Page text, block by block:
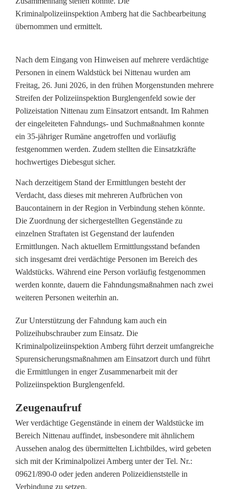
ä
h
t
i
g
e
P
r
s
o
n
e
n
n
W
a
l
d
s
t
ü
c
Kriminalpolizeiinspektion Amberg hat die Sachbearbeitung
übernommen und ermittelt.
Nach dem Eingang von Hinweisen auf mehrere verdächtige
Personen in einem Waldstück bei Nittenau wurden am
Freitag, 26. Juni 2026, in den frühen Morgenstunden mehrere
Streifen der Polizeiinspektion Burglengenfeld sowie der
Polizeistation Nittenau zum Einsatzort entsandt. Im Rahmen
der eingeleiteten Fahndungs- und Suchmaßnahmen konnte
ein 35-jähriger Rumäne angetroffen und vorläufig
festgenommen werden. Zudem stellten die Einsatzkräfte
hochwertiges Diebesgut sicher.
Nach derzeitigem Stand der Ermittlungen besteht der
Verdacht, dass dieses mit mehreren Aufbrüchen von
Baucontainern in der Region in Verbindung stehen könnte.
Die Zuordnung der sichergestellten Gegenstände zu
einzelnen Straftaten ist Gegenstand der laufenden
Ermittlungen. Nach aktuellem Ermittlungsstand befanden
sich insgesamt drei verdächtige Personen im Bereich des
Waldstücks. Während eine Person vorläufig festgenommen
werden konnte, dauern die Fahndungsmaßnahmen nach zwei
weiteren Personen weiterhin an.
Zur Unterstützung der Fahndung kam auch ein
Polizeihubschrauber zum Einsatz. Die
Kriminalpolizeiinspektion Amberg führt derzeit umfangreiche
Spurensicherungsmaßnahmen am Einsatzort durch und führt
die Ermittlungen in enger Zusammenarbeit mit der
Polizeiinspektion Burglengenfeld.
Zeugenaufruf
Wer verdächtige Gegenstände in einem der Waldstücke im
Bereich Nittenau auffindet, insbesondere mit ähnlichem
Aussehen analog des übermittelten Lichtbildes, wird gebeten
sich mit der Kriminalpolizei Amberg unter der Tel. Nr.:
09621/890-0 oder jeden anderen Polizeidienststelle in
Verbindung zu setzen.